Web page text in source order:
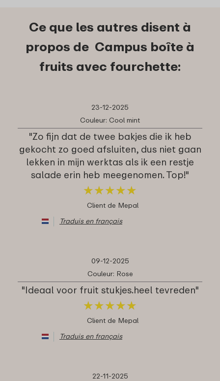
Ce que les autres disent à
propos de Campus boîte à
fruits avec fourchette:
23-12-2025
Couleur: Cool mint
"Zo fijn dat de twee bakjes die ik heb
gekocht zo goed afsluiten, dus niet gaan
lekken in mijn werktas als ik een restje
salade erin heb meegenomen. Top!"
★★★★★
★★★★★
Client de Mepal
Traduis en français
09-12-2025
Couleur: Rose
"Ideaal voor fruit stukjes.heel tevreden"
★★★★★
★★★★★
Client de Mepal
Traduis en français
22-11-2025